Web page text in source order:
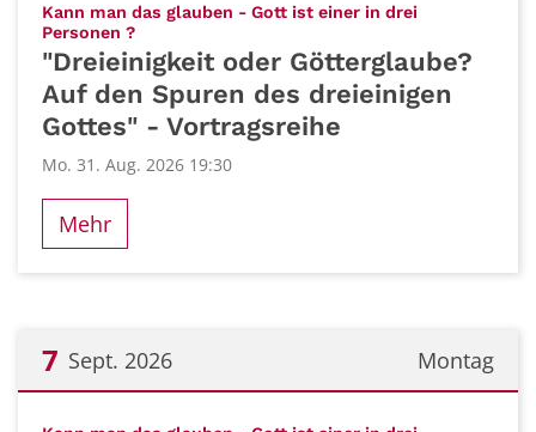
Kann man das glauben - Gott ist einer in drei
Personen ?:
"Dreieinigkeit oder Götterglaube?
Auf den Spuren des dreieinigen
Gottes" - Vortragsreihe
Mo. 31. Aug. 2026 19:30
Mehr
Montag
7 Sept. 2026